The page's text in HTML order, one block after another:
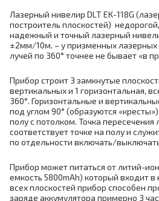
Лазерный нивелир DLT EK-118G
построитель плоскостей)
надежный и точный лазерный
±2мм/10м. – у призменных лазерных
лучей по 360° точнее не бывает «в
Прибор строит 3 замкнутые
вертикальных и 1 горизонтальная,
360°. Горизонтальные и
под углом 90° (образуются
полу с потолком. Точка пересечения
соответствует точке на полу и
по отдельности включать/
Прибор может питаться от литий-
емкость 5800mAh) который входит
всех плоскостей прибор способен
заряде аккумулятора примерно 3